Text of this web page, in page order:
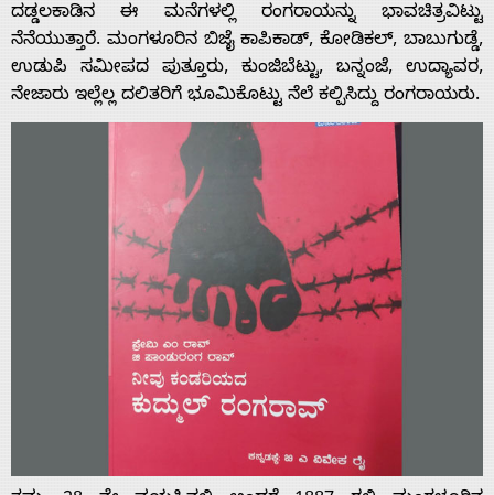
Home
About
Advertise
ದಡ್ಡಲಕಾಡಿನ ಈ ಮನೆಗಳಲ್ಲಿ ರಂಗರಾಯನ್ನು ಭಾವಚಿತ್ರವಿಟ್ಟು
ನೆನೆಯುತ್ತಾರೆ. ಮಂಗಳೂರಿನ ಬಿಜೈ ಕಾಪಿಕಾಡ್, ಕೋಡಿಕಲ್, ಬಾಬುಗುಡ್ಡೆ,
ಉಡುಪಿ ಸಮೀಪದ ಪುತ್ತೂರು, ಕುಂಜಿಬೆಟ್ಟು, ಬನ್ನಂಜೆ, ಉದ್ಯಾವರ,
ನೇಜಾರು ಇಲ್ಲೆಲ್ಲ ದಲಿತರಿಗೆ ಭೂಮಿಕೊಟ್ಟು ನೆಲೆ ಕಲ್ಪಿಸಿದ್ದು ರಂಗರಾಯರು.